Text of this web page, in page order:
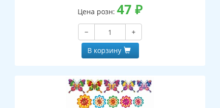
Цена розн: 47 ₽
−
+
В корзину